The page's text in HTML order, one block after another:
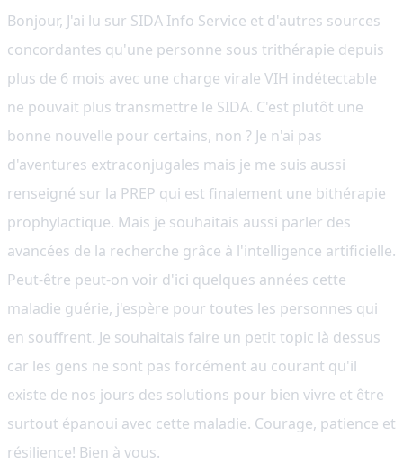
Bonjour, J'ai lu sur SIDA Info Service et d'autres sources
concordantes qu'une personne sous trithérapie depuis
plus de 6 mois avec une charge virale VIH indétectable
ne pouvait plus transmettre le SIDA. C'est plutôt une
bonne nouvelle pour certains, non ? Je n'ai pas
d'aventures extraconjugales mais je me suis aussi
renseigné sur la PREP qui est finalement une bithérapie
prophylactique. Mais je souhaitais aussi parler des
avancées de la recherche grâce à l'intelligence artificielle.
Peut-être peut-on voir d'ici quelques années cette
maladie guérie, j'espère pour toutes les personnes qui
en souffrent. Je souhaitais faire un petit topic là dessus
car les gens ne sont pas forcément au courant qu'il
existe de nos jours des solutions pour bien vivre et être
surtout épanoui avec cette maladie. Courage, patience et
résilience! Bien à vous.